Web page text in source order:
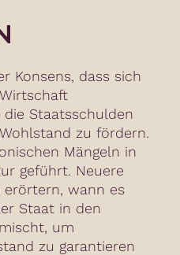
Konsens, dass sich
Staatsschulden
zu fördern.
Mängeln in
geführt. Neuere
wann es
Staat in den
um
zu garantieren